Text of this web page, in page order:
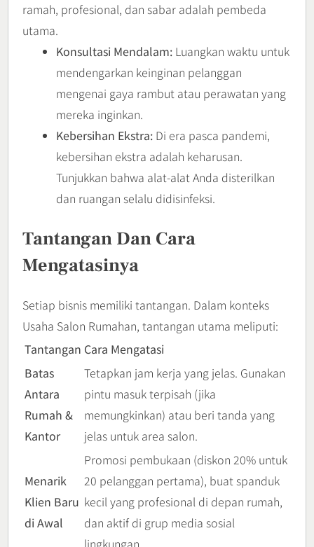
ramah, profesional, dan sabar adalah pembeda
utama.
Konsultasi Mendalam: Luangkan waktu untuk
mendengarkan keinginan pelanggan
mengenai gaya rambut atau perawatan yang
mereka inginkan.
Kebersihan Ekstra: Di era pasca pandemi,
kebersihan ekstra adalah keharusan.
Tunjukkan bahwa alat-alat Anda disterilkan
dan ruangan selalu didisinfeksi.
Tantangan Dan Cara
Mengatasinya
Setiap bisnis memiliki tantangan. Dalam konteks
Usaha Salon Rumahan, tantangan utama meliputi:
Tantangan Cara Mengatasi
Batas
Antara
Rumah &
Kantor
Tetapkan jam kerja yang jelas. Gunakan
pintu masuk terpisah (jika
memungkinkan) atau beri tanda yang
jelas untuk area salon.
Menarik
Klien Baru
di Awal
Promosi pembukaan (diskon 20% untuk
20 pelanggan pertama), buat spanduk
kecil yang profesional di depan rumah,
dan aktif di grup media sosial
lingkungan.